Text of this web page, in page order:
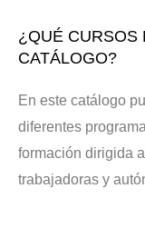
¿QUÉ CURSOS
CATÁLOGO?
En este catálogo
diferentes
formación dirigida
trabajadoras y